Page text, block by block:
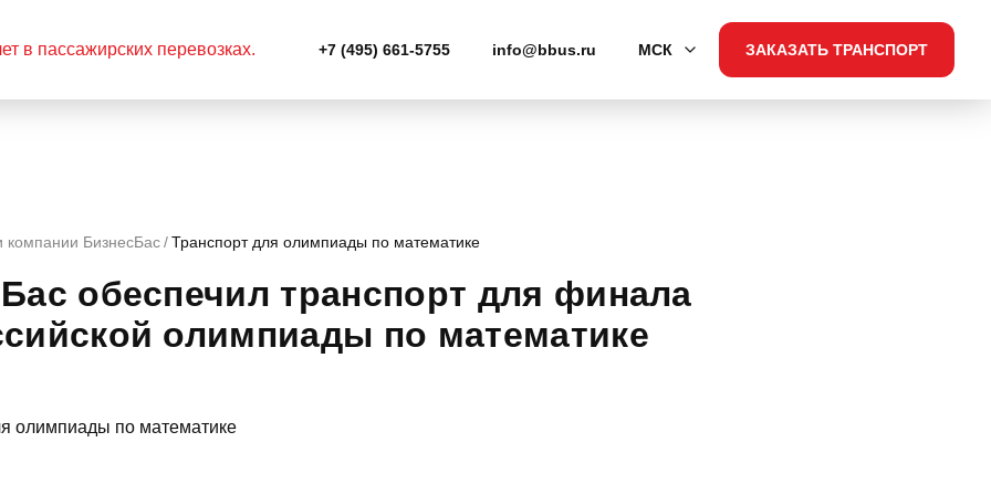
+7 (495) 661-5755 info@bbus.ru МСК ЗАКАЗАТЬ ТРАНСПОРТ
компании БизнесБас Транспорт для олимпиады по математике
обеспечил транспорт для финала
олимпиады по математике